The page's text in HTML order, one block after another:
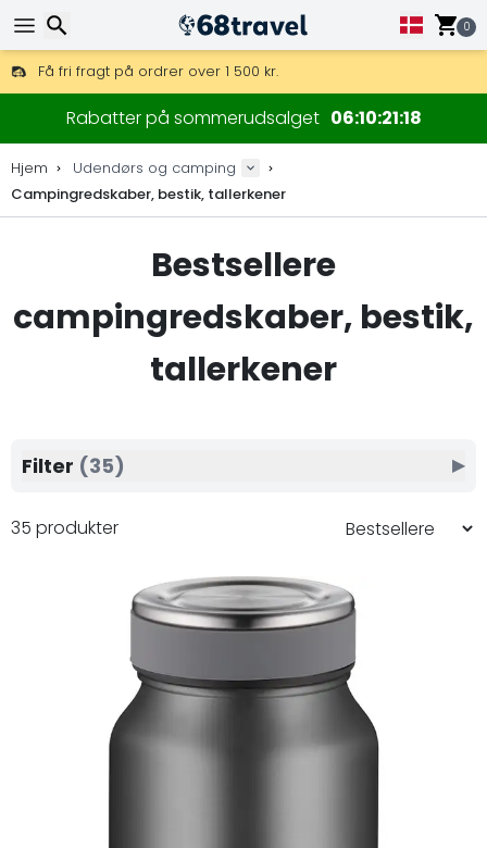
0
Få fri fragt på ordrer over 1 500 kr.
DHL Express fra dag til dag er også tilgængelig.
30 dages returret, 90 dage for trækort og dekorationer.
De bedste priser på outdoor-udstyr og tilbehør.
Rabatter på sommerudsalget 06 10 21 17
Hjem
Udendørs og camping
Campingredskaber, bestik, tallerkener
Bestsellere
campingredskaber, bestik,
tallerkener
35 produkter
Filter (35) ▶
Søg efter